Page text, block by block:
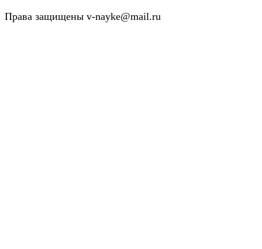
Права защищены v-nayke@mail.ru